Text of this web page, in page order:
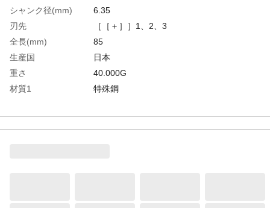
シャンク径(mm)
6.35
刃先
［［＋］］1、2、3
全長(mm)
85
生産国
日本
重さ
40.000G
材質1
特殊鋼